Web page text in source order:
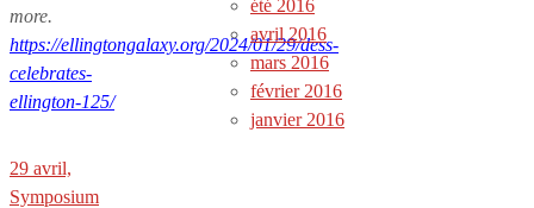
more.
https://ellingtongalaxy.org/2024/01/29/dess-
celebrates-
ellington-125/
29 avril,
Symposium
été 2016
avril 2016
mars 2016
février 2016
janvier 2016